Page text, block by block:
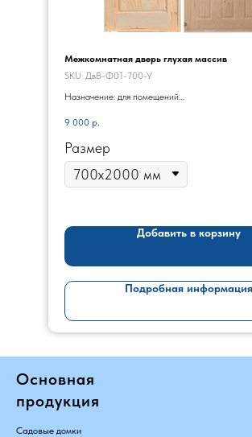
Межкомнатная дверь глухая массив
SKU: ДвВ-Ф01-700-У
Назначение: для помещений
Монтаж: входит в стоимость
9 000 р.
Размер
Добавить в корзину
Подробная информация
Основная
продукция
Садовые домки